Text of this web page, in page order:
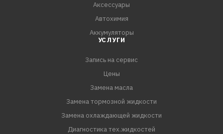
Аксессуары
Автохимия
Аккумуляторы
УСЛУГИ
Запись на сервис
Цены
Замена масла
Замена тормозной жидкости
Замена охлаждающей жидкости
Диагностика тех.жидкостей